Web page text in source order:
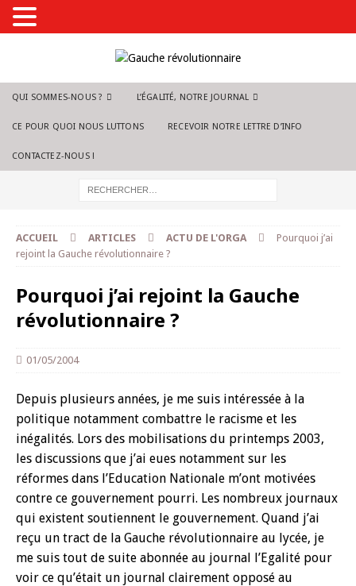
QUI SOMMES-NOUS ? L’ÉGALITÉ, NOTRE JOURNAL
CE POUR QUOI NOUS LUTTONS RECEVOIR NOTRE LETTRE D’INFO
CONTACTEZ-NOUS !
ACCUEIL ARTICLES ACTU DE L'ORGA
Pourquoi j’ai
rejoint la Gauche révolutionnaire ?
Pourquoi j’ai rejoint la Gauche
révolutionnaire ?
01/05/2004
Depuis plusieurs années, je me suis intéressée à la
politique notamment combattre le racisme et les
inégalités. Lors des mobilisations du printemps 2003,
les discussions que j’ai eues notamment sur les
réformes dans l’Education Nationale m’ont motivées
contre ce gouvernement pourri. Les nombreux journaux
qui existent soutiennent le gouvernement. Quand j’ai
reçu un tract de la Gauche révolutionnaire au lycée, je
me suis tout de suite abonnée au journal l’Egalité pour
voir ce qu’était un journal clairement opposé au